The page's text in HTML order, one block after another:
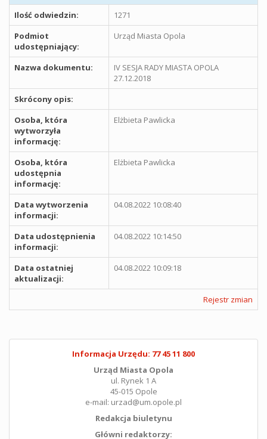
Ilość odwiedzin:
1271
Podmiot
udostępniający:
Urząd Miasta Opola
Nazwa dokumentu:
IV SESJA RADY MIASTA OPOLA
27.12.2018
Skrócony opis:
Osoba, która
wytworzyła
informację:
Elżbieta Pawlicka
Osoba, która
udostępnia
informację:
Elżbieta Pawlicka
Data wytworzenia
informacji:
04.08.2022 10:08:40
Data udostępnienia
informacji:
04.08.2022 10:14:50
Data ostatniej
aktualizacji:
04.08.2022 10:09:18
Rejestr zmian
Informacja Urzędu: 77 45 11 800
Urząd Miasta Opola
ul. Rynek 1 A
45-015 Opole
e-mail: urzad@um.opole.pl
Redakcja biuletynu
Główni redaktorzy: